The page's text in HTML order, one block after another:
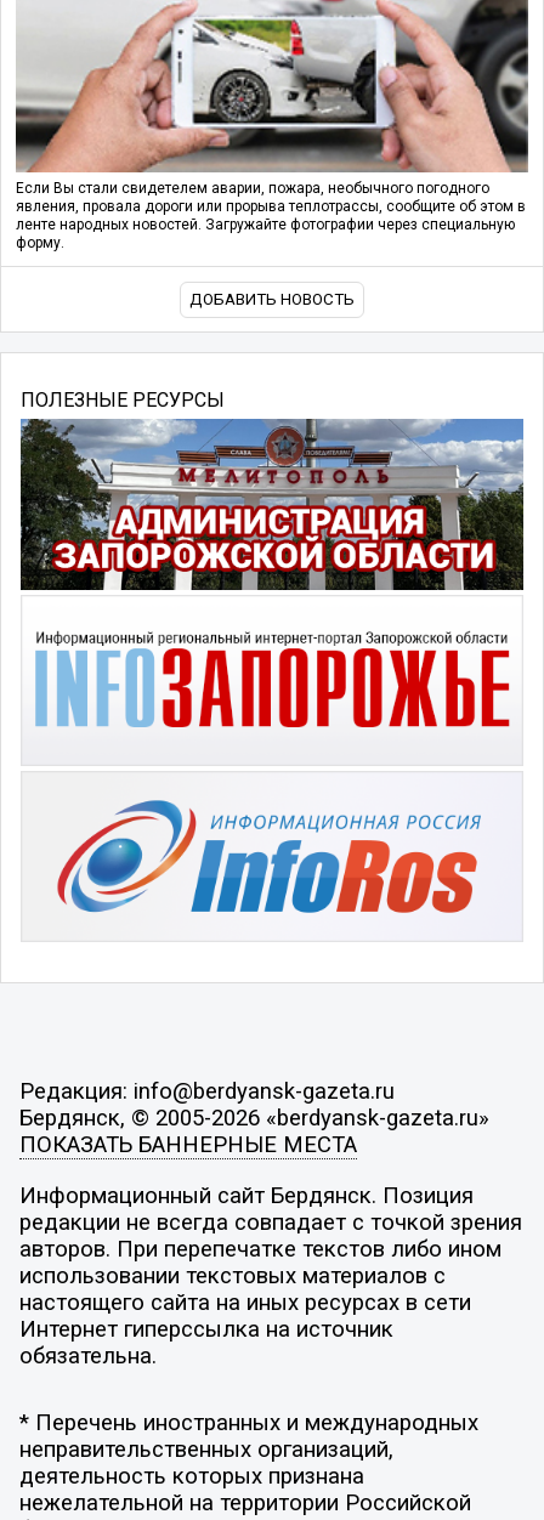
Если Вы стали свидетелем аварии, пожара, необычного погодного
явления, провала дороги или прорыва теплотрассы, сообщите об этом в
ленте народных новостей. Загружайте фотографии через специальную
форму.
ДОБАВИТЬ НОВОСТЬ
ПОЛЕЗНЫЕ РЕСУРСЫ
Редакция: info@berdyansk-gazeta.ru
Бердянск, © 2005-2026 «berdyansk-gazeta.ru»
ПОКАЗАТЬ БАННЕРНЫЕ МЕСТА
Информационный сайт Бердянск. Позиция
редакции не всегда совпадает с точкой зрения
авторов. При перепечатке текстов либо ином
использовании текстовых материалов с
настоящего сайта на иных ресурсах в сети
Интернет гиперссылка на источник
обязательна.
* Перечень иностранных и международных
неправительственных организаций,
деятельность которых признана
нежелательной на территории Российской